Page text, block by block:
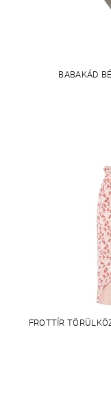
BABAKÁD
FROTTÍR